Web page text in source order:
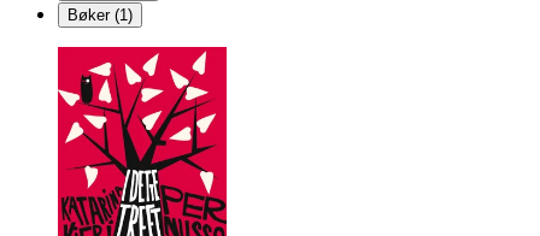
Bøker (1)